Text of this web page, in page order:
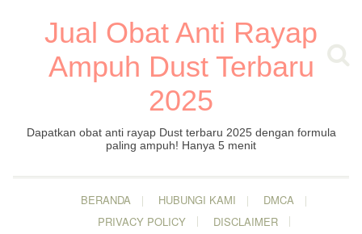
Jual Obat Anti Rayap
Ampuh Dust Terbaru
2025
Dapatkan obat anti rayap Dust terbaru 2025 dengan formula
paling ampuh! Hanya 5 menit
BERANDA HUBUNGI KAMI
DMCA
PRIVACY POLICY
DISCLAIMER